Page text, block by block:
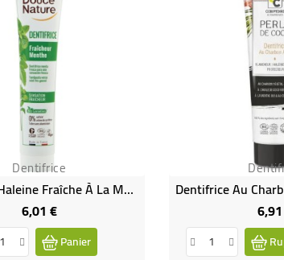
Dentifrice
Dentifrice Haleine Fraîche À La Menthe
6,01 €Prix
Panier